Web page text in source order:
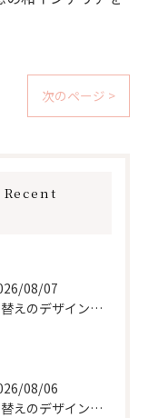
次のページ >
Recent
08/07
襖張替えのデザインと価格徹底解説
08/06
襖張替えのデザイン技術とメンテナンス法